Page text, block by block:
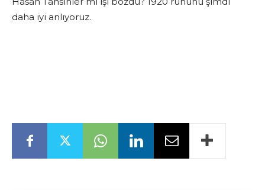
daha iyi anlıyoruz.